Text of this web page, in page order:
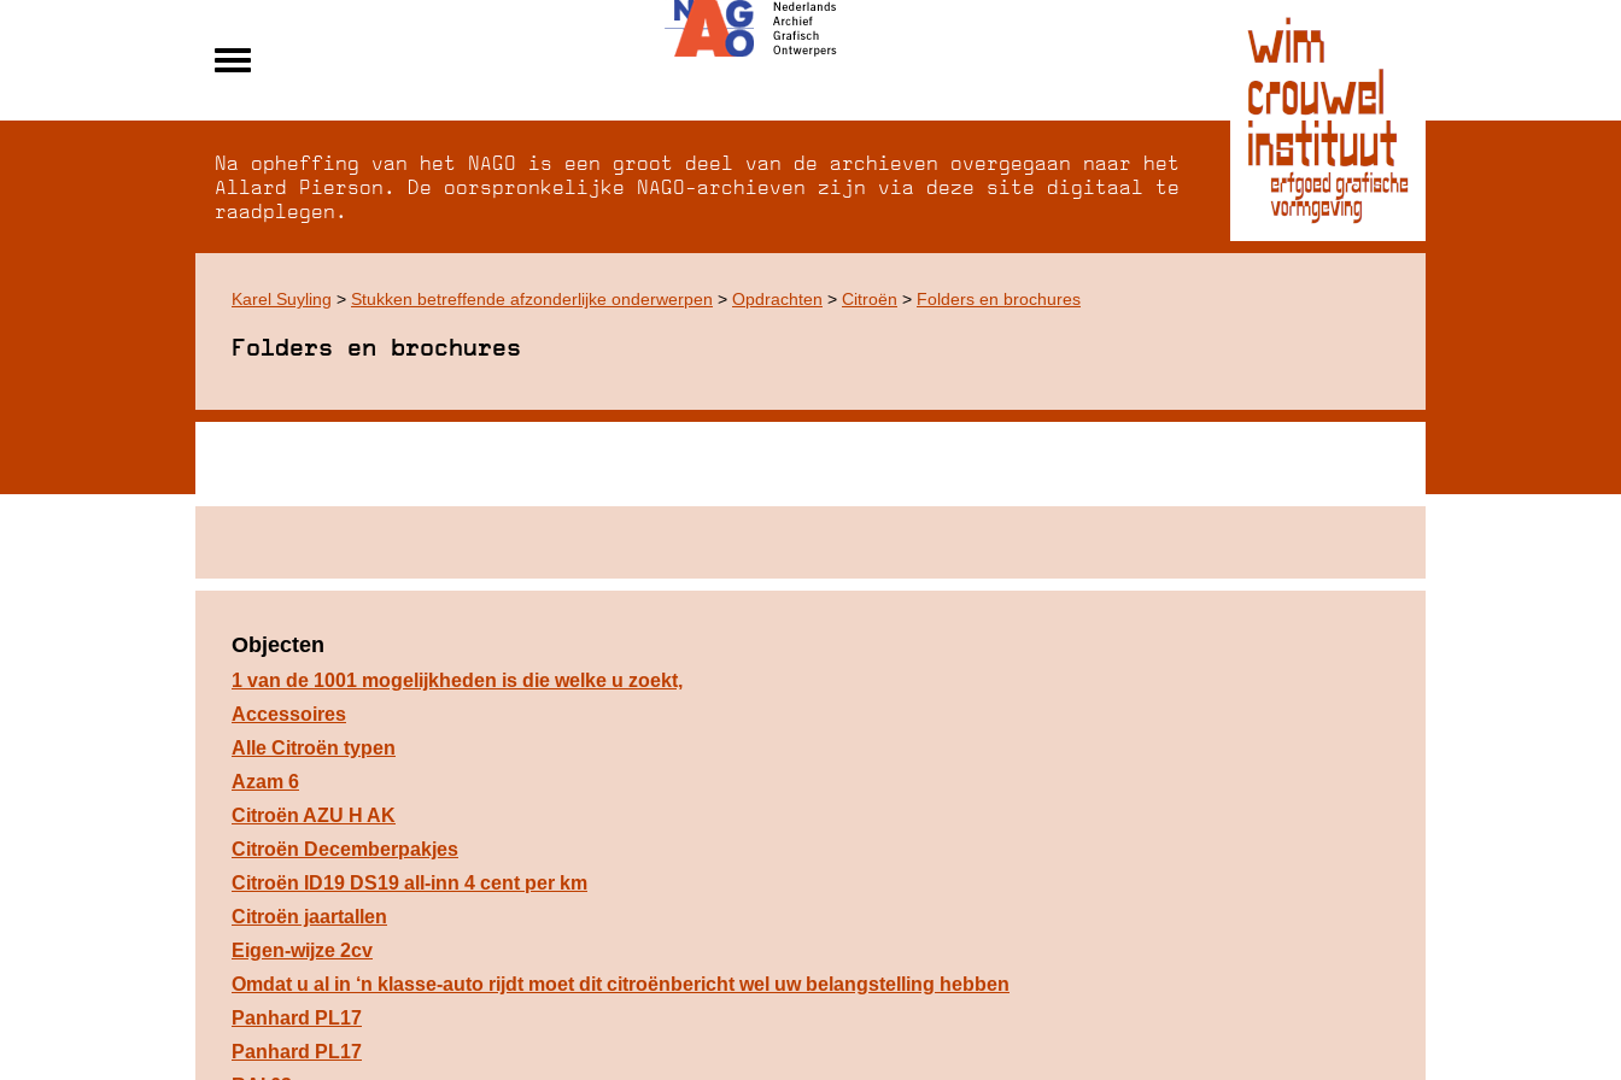
Over WCI
Inloggen
Na opheffing van het NAGO is een groot deel van de archieven overgegaan naar het
Allard Pierson. De oorspronkelijke NAGO-archieven zijn via deze site digitaal te
raadplegen.
Karel Suyling > Stukken betreffende afzonderlijke onderwerpen > Opdrachten > Citroën > Folders en brochures
Folders en brochures
Objecten
1 van de 1001 mogelijkheden is die welke u zoekt,
Accessoires
Alle Citroën typen
Azam 6
Citroën AZU H AK
Citroën Decemberpakjes
Citroën ID19 DS19 all-inn 4 cent per km
Citroën jaartallen
Eigen-wijze 2cv
Omdat u al in ‘n klasse-auto rijdt moet dit citroënbericht wel uw belangstelling hebben
Panhard PL17
Panhard PL17